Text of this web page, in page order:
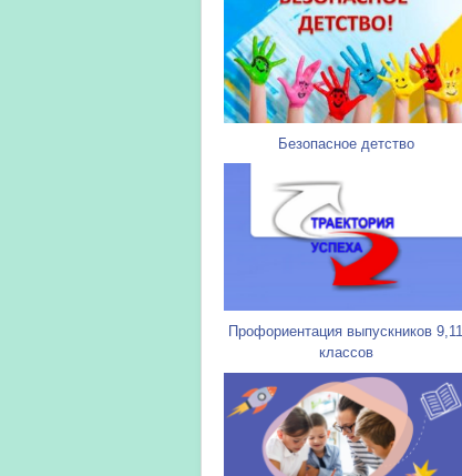
Безопасное детство
Профориентация выпускников 9,11
классов